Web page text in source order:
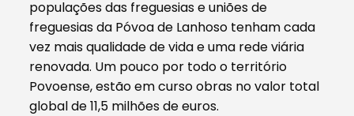
populações das freguesias e uniões de
freguesias da Póvoa de Lanhoso tenham cada
vez mais qualidade de vida e uma rede viária
renovada. Um pouco por todo o território
Povoense, estão em curso obras no valor total
global de 11,5 milhões de euros.